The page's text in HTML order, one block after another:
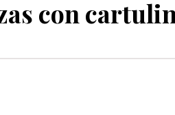
con